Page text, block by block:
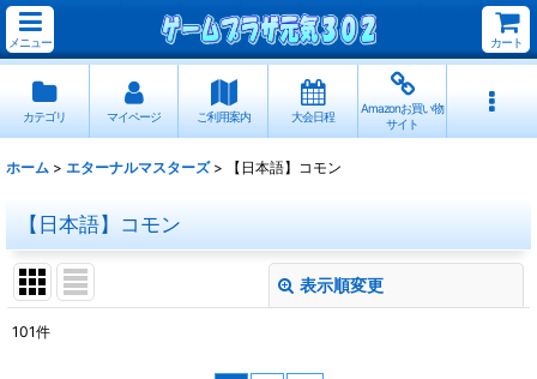
メニュー カート
カテゴリ マイページ ご利用案内 大会日程
Amazonお買い物
サイト
ホーム > エターナルマスターズ > 【日本語】コモン
【日本語】コモン
表示順変更
101件